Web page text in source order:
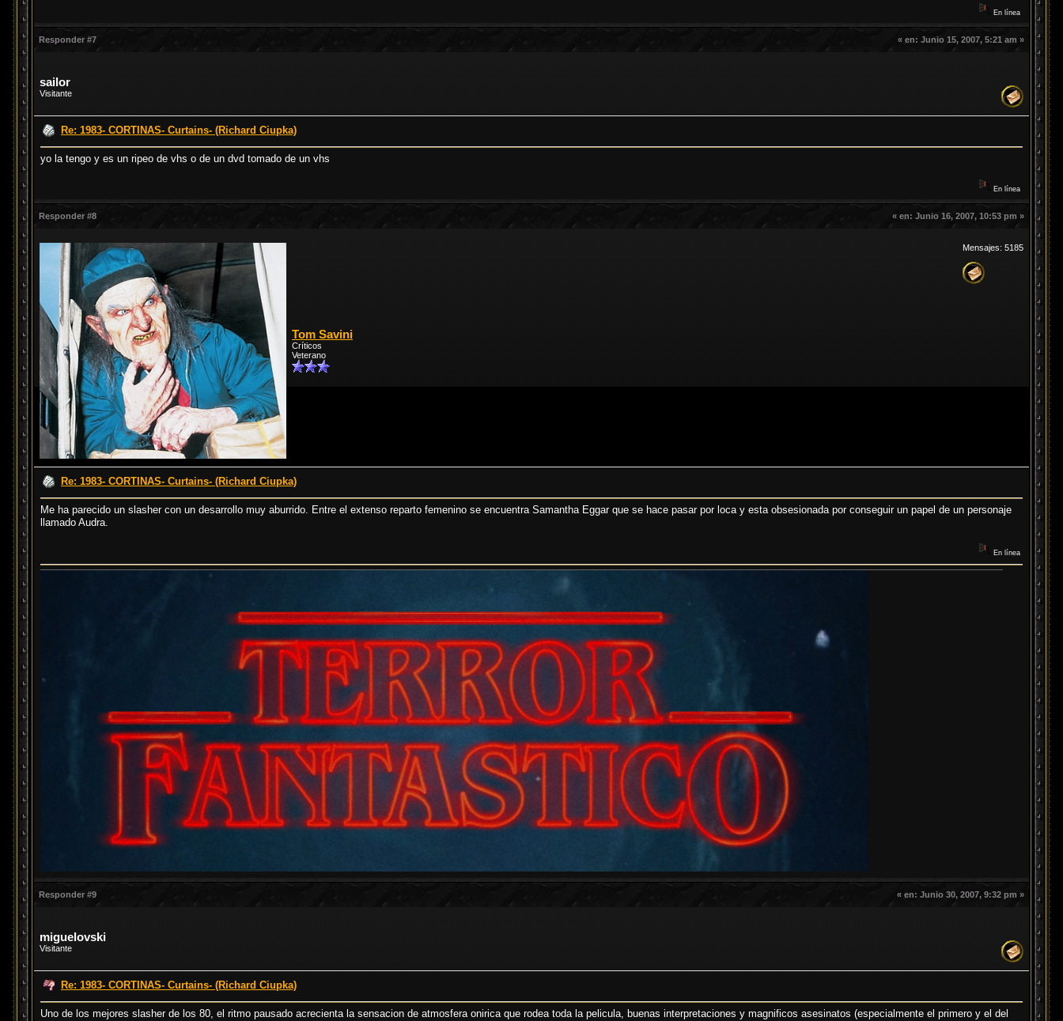
En línea
Responder #7 « en: Junio 15, 2007, 5:21 am »
sailor
Visitante
Re: 1983- CORTINAS- Curtains- (Richard Ciupka)
yo la tengo y es un ripeo de vhs o de un dvd tomado de un vhs
En línea
Responder #8 « en: Junio 16, 2007, 10:53 pm »
Tom Savini
Críticos
Veterano
Mensajes: 5185
Re: 1983- CORTINAS- Curtains- (Richard Ciupka)
Me ha parecido un slasher con un desarrollo muy aburrido. Entre el extenso reparto femenino se encuentra Samantha Eggar que se hace pasar por loca y esta obsesionada por conseguir un papel de un personaje
llamado Audra.
En línea
Responder #9 « en: Junio 30, 2007, 9:32 pm »
miguelovski
Visitante
Re: 1983- CORTINAS- Curtains- (Richard Ciupka)
Uno de los mejores slasher de los 80, el ritmo pausado acrecienta la sensacion de atmosfera onirica que rodea toda la pelicula, buenas interpretaciones y magnificos asesinatos (especialmente el primero y el del